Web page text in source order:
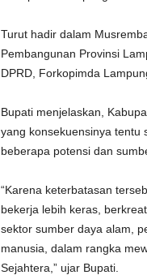
Turut hadir dalam
Pembangunan Provinsi
DPRD, Forkopimda
Bupati menjelaskan,
yang konsekuensinya tentu
beberapa potensi dan
“Karena keterbatasan
bekerja lebih keras,
sektor sumber daya alam,
manusia, dalam rangka
Sejahtera,” ujar Bupati.